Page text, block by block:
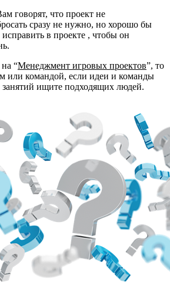
говорят, что проект не
сразу не нужно, но хорошо бы
в проекте , чтобы он
“Менеджмент игровых проектов”, то
или командой, если идеи и команды
занятий ищите подходящих людей.